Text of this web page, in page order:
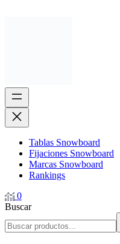
Tablas Snowboard
Fijaciones Snowboard
Marcas Snowboard
Rankings
0
Buscar